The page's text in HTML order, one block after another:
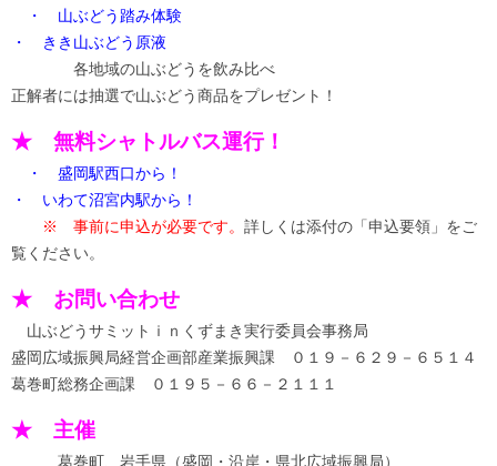
・ 山ぶどう踏み体験
・ きき山ぶどう原液
各地域の山ぶどうを飲み比べ
正解者には抽選で山ぶどう商品をプレゼント！
★ 無料シャトルバス運行！
・ 盛岡駅西口から！
・ いわて沼宮内駅から！
※ 事前に申込が必要です。 詳しくは添付の「申込要領」をご
覧ください。
★ お問い合わせ
山ぶどうサミットｉｎくずまき実行委員会事務局
盛岡広域振興局経営企画部産業振興課 ０１９－６２９－６５１４
葛巻町総務企画課 ０１９５－６６－２１１１
★ 主催
葛巻町、岩手県（盛岡・沿岸・県北広域振興局）